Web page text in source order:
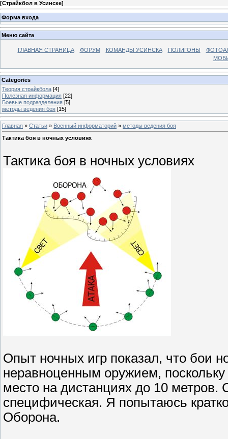
[Страйкбол в Усинске]
Форма входа
Меню сайта
ГЛАВНАЯ СТРАНИЦА ФОРУМ КОМАНДЫ УСИНСКА ПОЛИГОНЫ
Categories
Теория страйкбола [4]
Полезная информация [22]
Боевые подразделения [5]
методы ведения боя [15]
Главная » Статьи » Военный информаторий » методы ведения боя
Тактика боя в ночных условиях
Тактика боя в ночных условиях
Опыт ночных игр показал, что бои
неравноценным оружием, поскольку
место на дистанциях до 10 метров.
специфическая. Я попытаюсь
Оборона.